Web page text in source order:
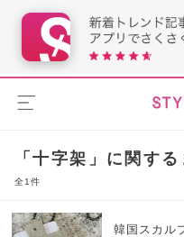
「十字架」に関す
全1件
韓国スカル